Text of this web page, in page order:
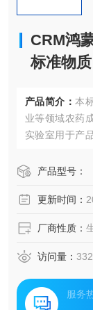
CRM鸿
标准物质
产品简介： 本
业等领域农药
实验室用于产
产品型号：
更新时间：
厂商性质：
访问量： 332
服务